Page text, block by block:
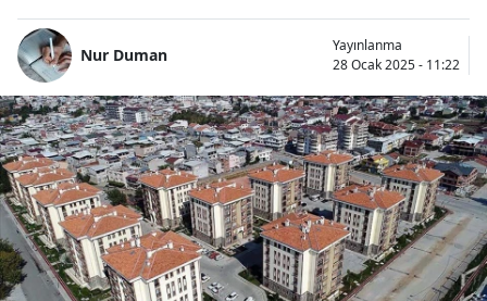
Nur Duman
Yayınlanma
28 Ocak 2025 - 11:22